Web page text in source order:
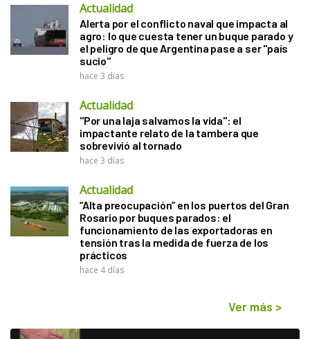
Actualidad
Alerta por el conflicto naval que impacta al
agro: lo que cuesta tener un buque parado y
el peligro de que Argentina pase a ser "país
sucio"
hace 3 días
Actualidad
"Por una laja salvamos la vida": el
impactante relato de la tambera que
sobrevivió al tornado
hace 3 días
Actualidad
“Alta preocupación” en los puertos del Gran
Rosario por buques parados: el
funcionamiento de las exportadoras en
tensión tras la medida de fuerza de los
prácticos
hace 4 días
Ver más >